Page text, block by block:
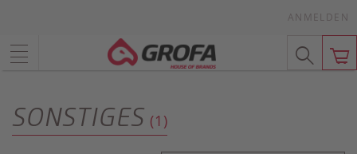
ANMELDEN
SONSTIGES (1)